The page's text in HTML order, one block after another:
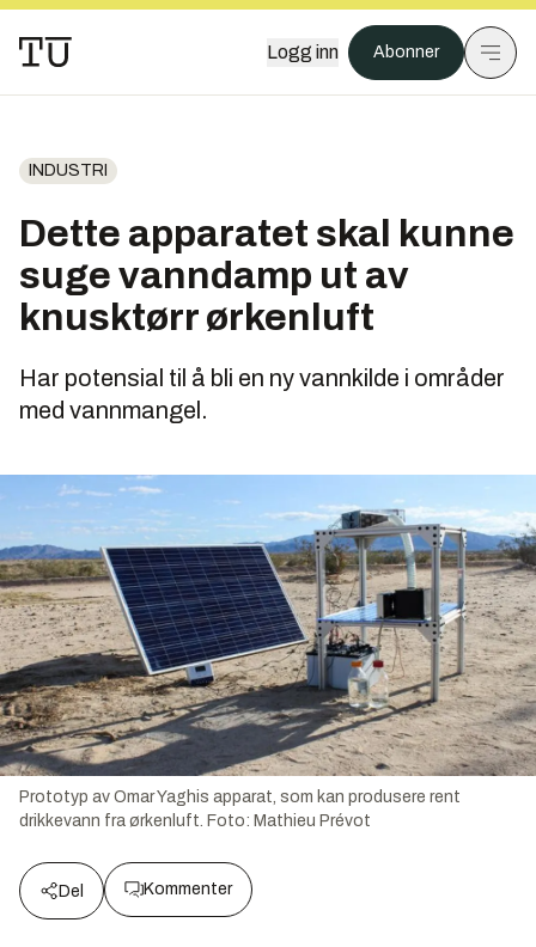
Logg inn Abonner
INDUSTRI
Dette apparatet skal kunne
suge vanndamp ut av
knusktørr ørkenluft
Har potensial til å bli en ny vannkilde i områder
med vannmangel.
Prototyp av Omar Yaghis apparat, som kan produsere rent
drikkevann fra ørkenluft. Foto: Mathieu Prévot
Del Kommenter